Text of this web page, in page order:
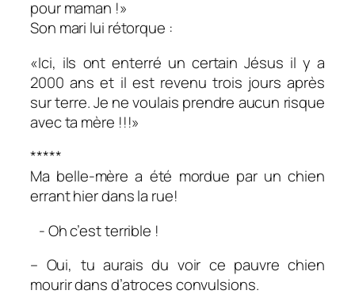
pour maman !»
Son mari lui rétorque :
«Ici, ils ont enterré un certain Jésus il y a
2000 ans et il est revenu trois jours après
sur terre. Je ne voulais prendre aucun risque
avec ta mère !!!»
*****
Ma belle-mère a été mordue par un chien
errant hier dans la rue!
- Oh c’est terrible !
– Oui, tu aurais du voir ce pauvre chien
mourir dans d’atroces convulsions.